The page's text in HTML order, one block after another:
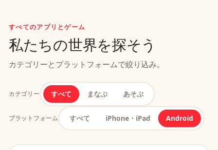
すべてのアプリとゲーム
私たちの世界を探そう
カテゴリーとプラットフォームで絞り込み。
カテゴリー すべて まなぶ あそぶ
プラットフォーム すべて iPhone・iPad Android